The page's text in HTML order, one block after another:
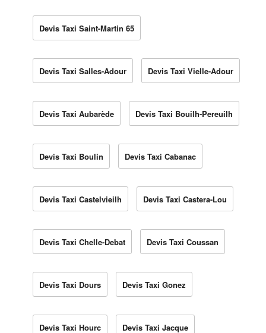
Devis Taxi Saint-Martin 65
Devis Taxi Salles-Adour Devis Taxi Vielle-Adour
Devis Taxi Aubarède Devis Taxi Bouilh-Pereuilh
Devis Taxi Boulin Devis Taxi Cabanac
Devis Taxi Castelvieilh Devis Taxi Castera-Lou
Devis Taxi Chelle-Debat Devis Taxi Coussan
Devis Taxi Dours Devis Taxi Gonez
Devis Taxi Hourc Devis Taxi Jacque